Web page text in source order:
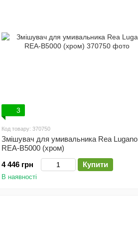
3
Код товару: 370750
Змішувач для умивальника Rea Lugano
REA-B5000 (хром)
4 446 грн
Купити
В наявності